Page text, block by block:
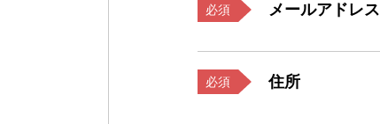
必須 メールアドレス
必須 住所